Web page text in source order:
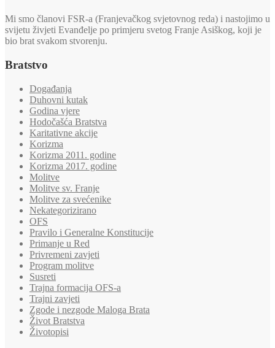
Mi smo članovi FSR-a (Franjevačkog svjetovnog reda) i nastojimo u
svijetu živjeti Evanđelje po primjeru svetog Franje Asiškog, koji je
bio brat svakom stvorenju.
Bratstvo
Događanja
Duhovni kutak
Godina vjere
Hodočašća Bratstva
Karitativne akcije
Korizma
Korizma 2011. godine
Korizma 2017. godine
Molitve
Molitve sv. Franje
Molitve za svećenike
Nekategorizirano
OFS
Pravilo i Generalne Konstitucije
Primanje u Red
Privremeni zavjeti
Program molitve
Susreti
Trajna formacija OFS-a
Trajni zavjeti
Zgode i nezgode Maloga Brata
Život Bratstva
Životopisi